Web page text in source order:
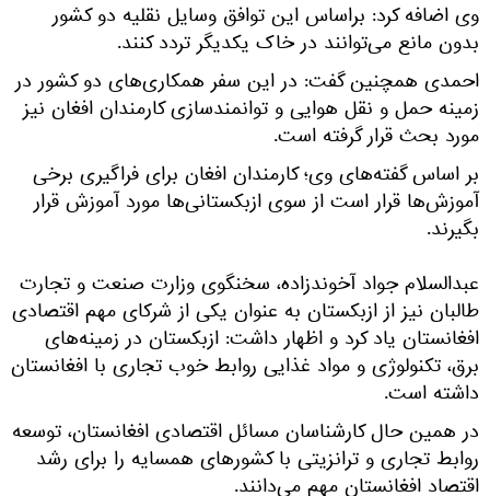
وی اضافه کرد: براساس این توافق وسایل نقلیه دو کشور
بدون مانع می‌توانند در خاک یکدیگر تردد کنند.
احمدی همچنین گفت: در این سفر همکاری‌های دو کشور در
زمینه حمل و نقل هوایی و توانمندسازی کارمندان افغان نیز
مورد بحث قرار گرفته است.
بر اساس گفته‌های وی؛ کارمندان افغان برای فراگیری برخی
آموزش‌ها قرار است از سوی ازبکستانی‌ها مورد آموزش قرار
بگیرند.
عبدالسلام جواد آخوندزاده، سخنگوی‌ وزارت صنعت و تجارت
طالبان نیز از ازبکستان به عنوان یکی از شرکای مهم اقتصادی
افغانستان یاد کرد و اظهار داشت: ازبکستان در زمینه‌های
برق، تکنولوژی و مواد غذایی روابط خوب تجاری با افغانستان
داشته است.
در همین حال کارشناسان مسائل اقتصادی افغانستان، توسعه
روابط تجاری و ترانزیتی با کشورهای همسایه را برای رشد